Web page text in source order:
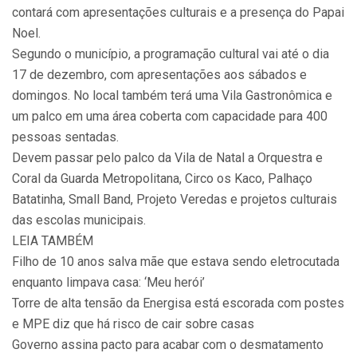
contará com apresentações culturais e a presença do Papai
Noel.
Segundo o município, a programação cultural vai até o dia
17 de dezembro, com apresentações aos sábados e
domingos. No local também terá uma Vila Gastronômica e
um palco em uma área coberta com capacidade para 400
pessoas sentadas.
Devem passar pelo palco da Vila de Natal a Orquestra e
Coral da Guarda Metropolitana, Circo os Kaco, Palhaço
Batatinha, Small Band, Projeto Veredas e projetos culturais
das escolas municipais.
LEIA TAMBÉM
Filho de 10 anos salva mãe que estava sendo eletrocutada
enquanto limpava casa: ‘Meu herói’
Torre de alta tensão da Energisa está escorada com postes
e MPE diz que há risco de cair sobre casas
Governo assina pacto para acabar com o desmatamento